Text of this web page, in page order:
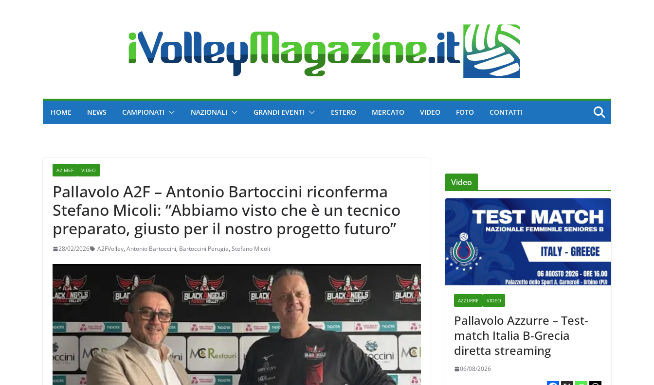
HOME NEWS CAMPIONATI NAZIONALI GRANDI EVENTI ESTERO MERCATO VIDEO FOTO CONTATTI
A2 MEF VIDEO
Pallavolo A2F – Antonio Bartoccini riconferma
Stefano Micoli: “Abbiamo visto che è un tecnico
preparato, giusto per il nostro progetto futuro”
28/02/2026 A2FVolley, Antonio Bartoccini, Bartoccini Perugia, Stefano Micoli
Video
AZZURRE VIDEO
Pallavolo Azzurre – Test-
match Italia B-Grecia
diretta streaming
06/08/2026